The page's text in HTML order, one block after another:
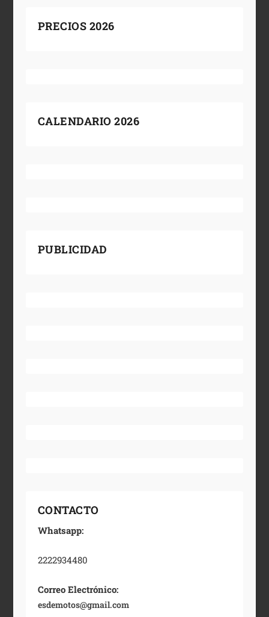
PRECIOS 2026
CALENDARIO 2026
PUBLICIDAD
CONTACTO
Whatsapp:
2222934480
Correo Electrónico:
esdemotos@gmail.com